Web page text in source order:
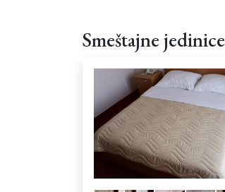
Smeštajne jedinice